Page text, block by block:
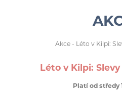
Akce - Léto v Kilpi:
Léto v Kilpi:
Platí od středy